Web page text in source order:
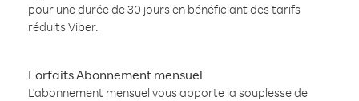
pour une durée de 30 jours en bénéficiant des tarifs
réduits Viber.
Forfaits Abonnement mensuel
L'abonnement mensuel vous apporte la souplesse de